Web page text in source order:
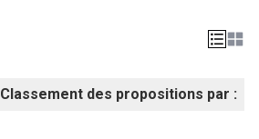
Classement des propositions par :